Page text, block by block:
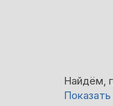
Найдём,
Показать